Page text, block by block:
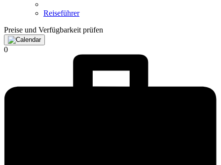
Reiseführer
Preise und Verfügbarkeit prüfen
0